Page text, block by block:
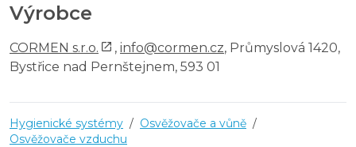
Výrobce
CORMEN s.r.o. , info@cormen.cz, Průmyslová 1420,
Bystřice nad Pernštejnem, 593 01
Hygienické systémy / Osvěžovače a vůně /
Osvěžovače vzduchu